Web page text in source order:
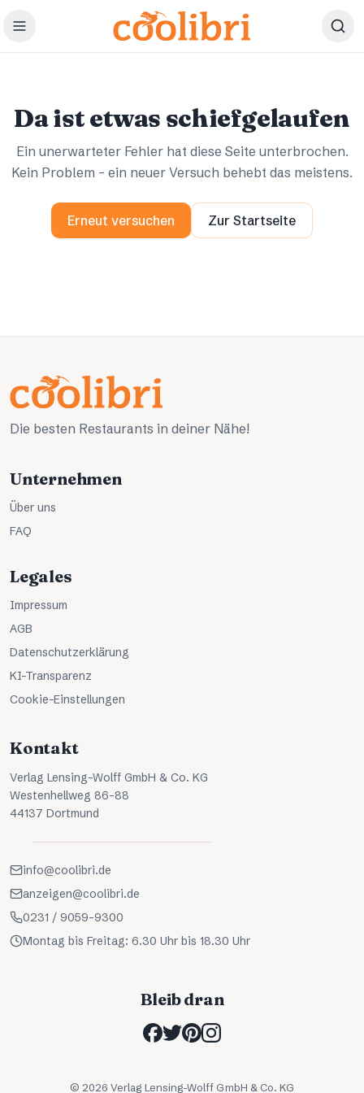
Zum Hauptinhalt springen
Da ist etwas schiefgelaufen
Ein unerwarteter Fehler hat diese Seite unterbrochen.
Kein Problem – ein neuer Versuch behebt das meistens.
Erneut versuchen Zur Startseite
Die besten Restaurants in deiner Nähe!
Unternehmen
Über uns
FAQ
Legales
Impressum
AGB
Datenschutzerklärung
KI-Transparenz
Cookie-Einstellungen
Kontakt
Verlag Lensing-Wolff GmbH & Co. KG
Westenhellweg 86-88
44137 Dortmund
info@coolibri.de
anzeigen@coolibri.de
0231 / 9059-9300
Montag bis Freitag: 6.30 Uhr bis 18.30 Uhr
Bleib dran
© 2026 Verlag Lensing-Wolff GmbH & Co. KG